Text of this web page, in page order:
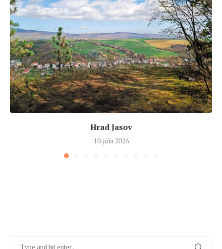
Hrad Jasov
10. júla 2026